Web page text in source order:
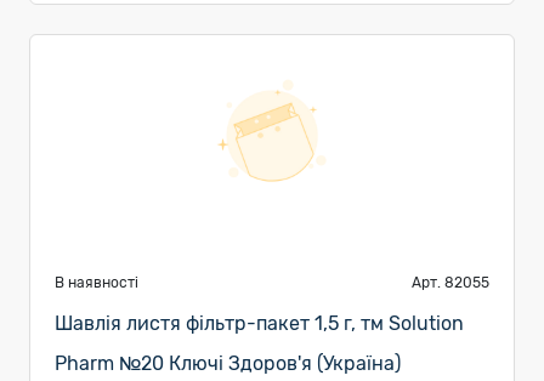
В наявності Арт. 82055
Шавлія листя фільтр-пакет 1,5 г, тм Solution
Pharm №20 Ключі Здоров'я (Україна)